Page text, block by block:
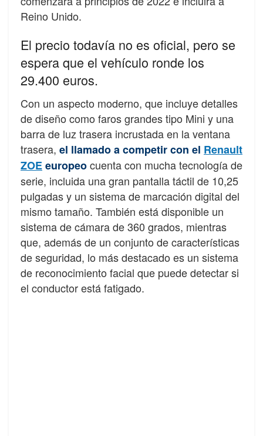
Reino Unido.
El precio todavía no es oficial, pero se
espera que el vehículo ronde los
29.400 euros.
Con un aspecto moderno, que incluye detalles
de diseño como faros grandes tipo Mini y una
barra de luz trasera incrustada en la ventana
trasera, el llamado a competir con el Renault
ZOEeuropeocuenta con mucha tecnología de
serie, incluida una gran pantalla táctil de 10,25
pulgadas y un sistema de marcación digital del
mismo tamaño. También está disponible un
sistema de cámara de 360 ​​grados, mientras
que, además de un conjunto de características
de seguridad, lo más destacado es un sistema
de reconocimiento facial que puede detectar si
el conductor está fatigado.